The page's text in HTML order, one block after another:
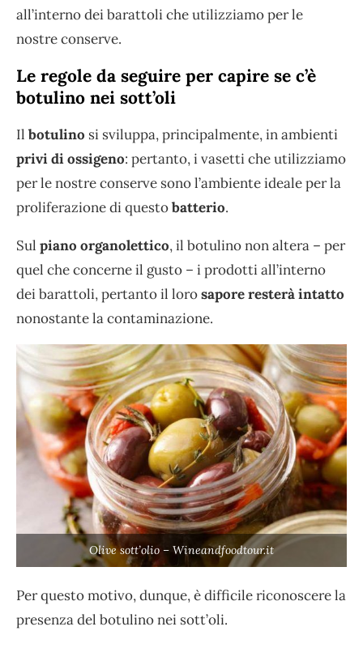
all’interno dei barattoli che utilizziamo per le
nostre conserve.
Le regole da seguire per capire se c’è
botulino nei sott’oli
Il botulino si sviluppa, principalmente, in ambienti
privi di ossigeno: pertanto, i vasetti che utilizziamo
per le nostre conserve sono l’ambiente ideale per la
proliferazione di questobatterio.
Sul piano organolettico, il botulino non altera – per
quel che concerne il gusto – i prodotti all’interno
dei barattoli, pertanto il lorosapore resterà intatto
nonostante la contaminazione.
Olive sott’olio – Wineandfoodtour.it
Per questo motivo, dunque, è difficile riconoscere la
presenza del botulino nei sott’oli.